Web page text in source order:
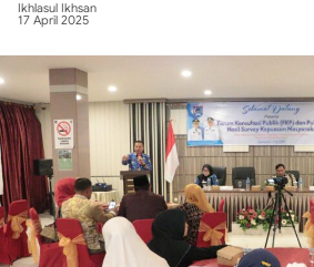
Ikhlasul Ikhsan
17 April 2025